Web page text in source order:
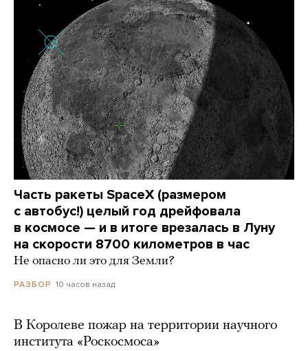
Часть ракеты SpaceX (размером
с автобус!) целый год дрейфовала
в космосе — и в итоге врезалась в Луну
на скорости 8700 километров в час
Не опасно ли это для Земли?
РАЗБОР 10 часов назад
В Королеве пожар на территории научного
института «Роскосмоса»